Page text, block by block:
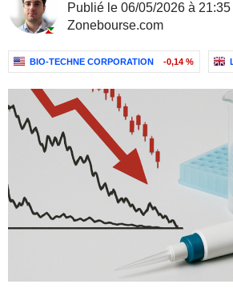
Publié le 06/05/2026 à 21:35
Zonebourse.com
BIO-TECHNE CORPORATION -0,14 %